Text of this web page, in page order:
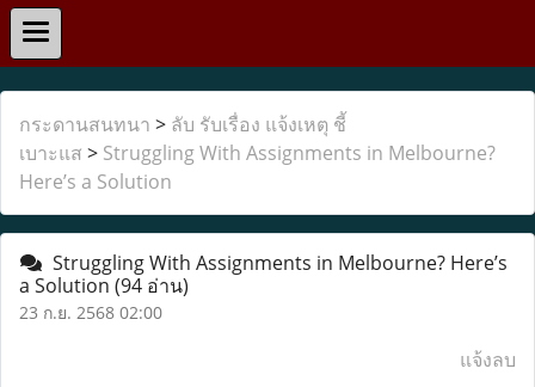
กระดานสนทนา > ลับ รับเรื่อง แจ้งเหตุ ชี้
เบาะแส > Struggling With Assignments in Melbourne?
Here’s a Solution
Struggling With Assignments in Melbourne? Here’s
a Solution (94 อ่าน)
23 ก.ย. 2568 02:00
แจ้งลบ